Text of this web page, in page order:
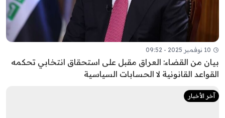
10 نوفمبر 2025 - 09:52
بيان من القضاء: العراق مقبل على استحقاق انتخابي تحكمه
القواعد القانونية لا الحسابات السياسية
آخر الأخبار